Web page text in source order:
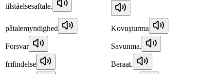
tilståelsesaftale.
påtalemyndighed Kovuşturma
Forsvar Savunma.
frifindelse Beraat.